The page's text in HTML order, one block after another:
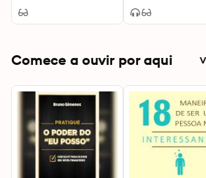
História - Volume
Comece a ouvir por aqui